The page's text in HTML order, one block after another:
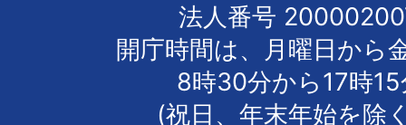
法人番号
開庁時間は、月曜日から
8時30分から17時
(祝日、年末年始を除